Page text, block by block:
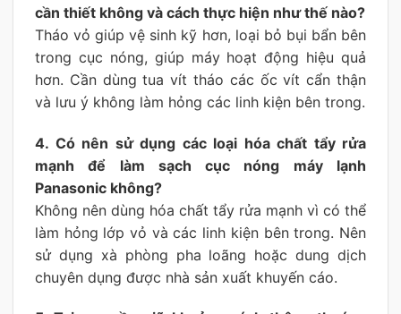
cần thiết không và cách thực hiện như thế nào?
Tháo vỏ giúp vệ sinh kỹ hơn, loại bỏ bụi bẩn bên
trong cục nóng, giúp máy hoạt động hiệu quả
hơn. Cần dùng tua vít tháo các ốc vít cẩn thận
và lưu ý không làm hỏng các linh kiện bên trong.
4. Có nên sử dụng các loại hóa chất tẩy rửa
mạnh để làm sạch cục nóng máy lạnh
Panasonic không?
Không nên dùng hóa chất tẩy rửa mạnh vì có thể
làm hỏng lớp vỏ và các linh kiện bên trong. Nên
sử dụng xà phòng pha loãng hoặc dung dịch
chuyên dụng được nhà sản xuất khuyến cáo.